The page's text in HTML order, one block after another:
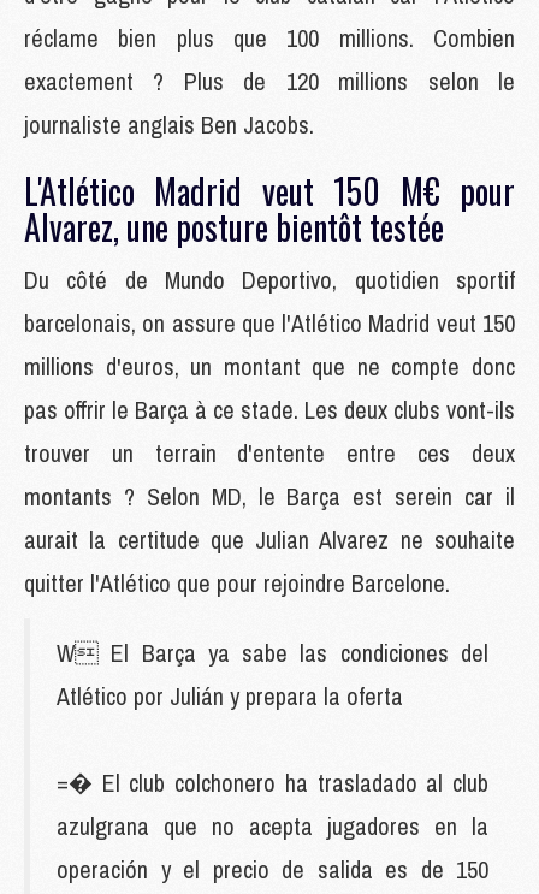
réclame bien plus que 100 millions. Combien
exactement ? Plus de 120 millions selon le
journaliste anglais Ben Jacobs.
L'Atlético Madrid veut 150 M€ pour
Alvarez, une posture bientôt testée
Du côté de Mundo Deportivo, quotidien sportif
barcelonais, on assure que l'Atlético Madrid veut 150
millions d'euros, un montant que ne compte donc
pas offrir le Barça à ce stade. Les deux clubs vont-ils
trouver un terrain d'entente entre ces deux
montants ? Selon MD, le Barça est serein car il
aurait la certitude que Julian Alvarez ne souhaite
quitter l'Atlético que pour rejoindre Barcelone.
W El Barça ya sabe las condiciones del
Atlético por Julián y prepara la oferta
=� El club colchonero ha trasladado al club
azulgrana que no acepta jugadores en la
operación y el precio de salida es de 150